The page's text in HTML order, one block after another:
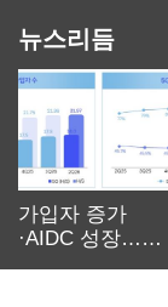
뉴스리듬
가입자 증가
·AIDC 성장…